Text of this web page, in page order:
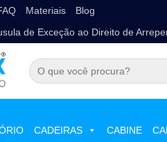
Materiais Blog
de Exceção ao Direito de
CADEIRAS CABINE